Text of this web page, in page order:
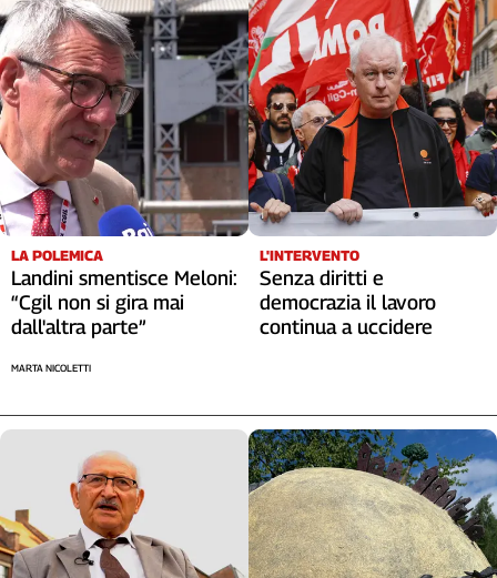
LA POLEMICA
Landini smentisce Meloni:
“Cgil non si gira mai
dall'altra parte”
MARTA NICOLETTI
L'INTERVENTO
Senza diritti e
democrazia il lavoro
continua a uccidere